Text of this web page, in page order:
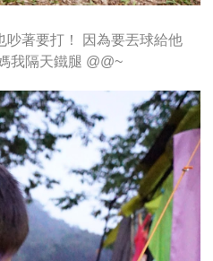
著要打！
因為要丟球給他
我隔天鐵腿 @@~